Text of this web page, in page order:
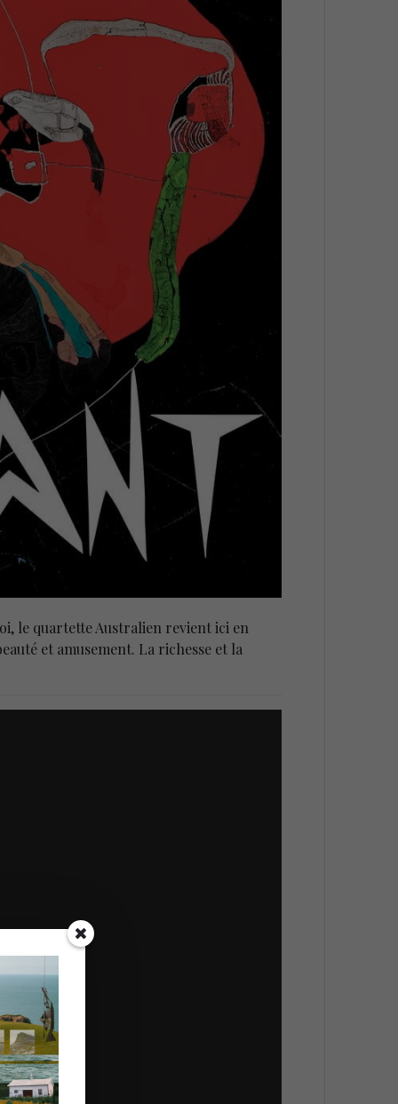
le quartette Australien revient ici en
et amusement. La richesse et la